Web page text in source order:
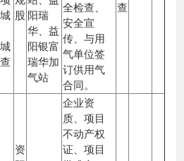
股阳瑞
华、益
阳银富
瑞华加
气站
全检查、
安全宣
传、与用
气单位签
订供用气
合同。
查
资
企业资
质、项目
不动产权
证、项目